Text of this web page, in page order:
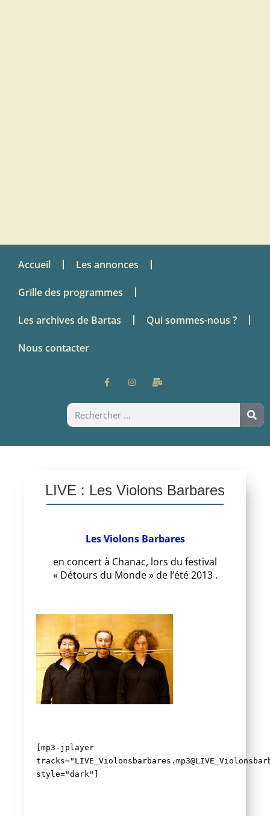
Accueil Les annonces
Grille des programmes
Les archives de Bartas Qui sommes-nous ?
Nous contacter
LIVE : Les Violons Barbares
Les Violons Barbares
en concert à Chanac, lors du festival
« Détours du Monde » de l’été 2013 .
[mp3-jplayer
style="dark"]